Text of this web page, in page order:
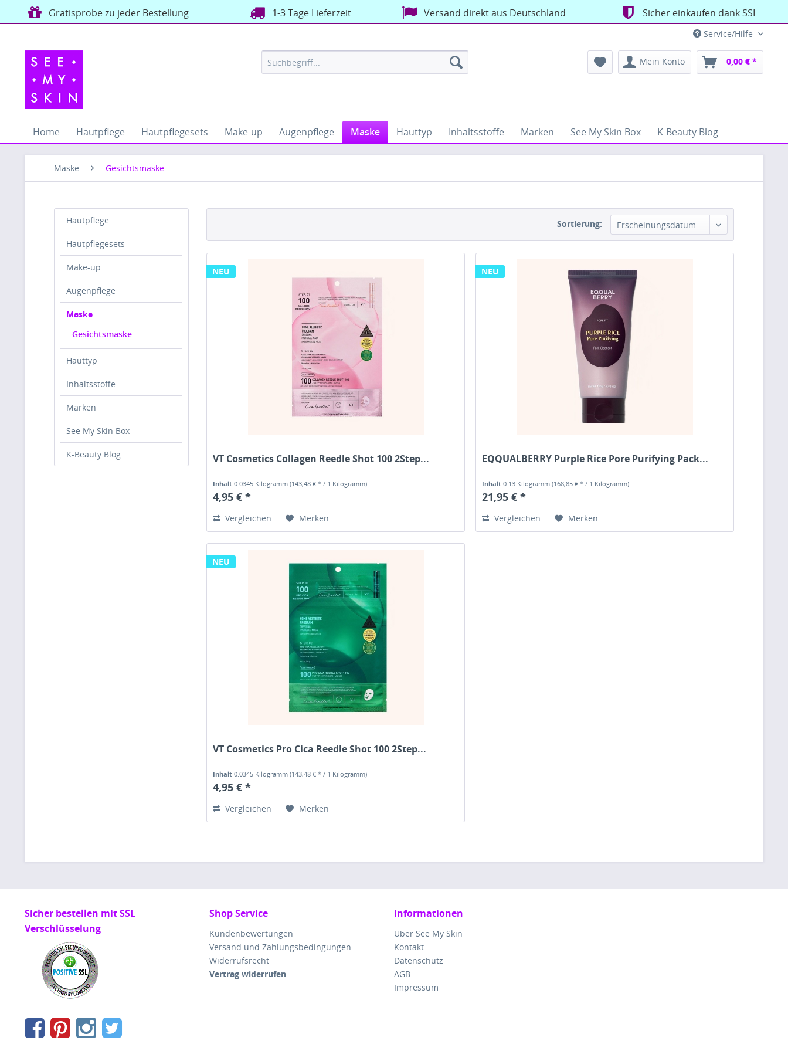
Gratisprobe zu jeder Bestellung 1-3 Tage Lieferzeit Versand direkt aus Deutschland Sicher einkaufen dank SSL
Service/Hilfe
Mein Konto 0,00 € *
Home Hautpflege Hautpflegesets Make-up Augenpflege Maske Hauttyp Inhaltsstoffe Marken See My Skin Box K-Beauty Blog
Maske Gesichtsmaske
Hautpflege
Hautpflegesets
Make-up
Augenpflege
Maske
Gesichtsmaske
Hauttyp
Inhaltsstoffe
Marken
See My Skin Box
K-Beauty Blog
Sortierung: Erscheinungsdatum
NEU
VT Cosmetics Collagen Reedle Shot 100 2Step...
Inhalt0.0345 Kilogramm(143,48 € * / 1 Kilogramm)
4,95 € *
Vergleichen Merken
NEU
EQQUALBERRY Purple Rice Pore Purifying Pack...
Inhalt0.13 Kilogramm(168,85 € * / 1 Kilogramm)
21,95 € *
Vergleichen Merken
NEU
VT Cosmetics Pro Cica Reedle Shot 100 2Step...
Inhalt0.0345 Kilogramm(143,48 € * / 1 Kilogramm)
4,95 € *
Vergleichen Merken
Sicher bestellen mit SSL
Verschlüsselung
Shop Service
Kundenbewertungen
Versand und Zahlungsbedingungen
Widerrufsrecht
Vertrag widerrufen
Informationen
Über See My Skin
Kontakt
Datenschutz
AGB
Impressum